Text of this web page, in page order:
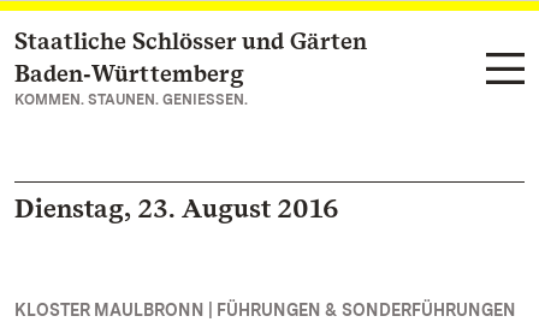
Zum Hauptinhalt springen
Staatliche Schlösser und Gärten
Baden‑Württemberg
KOMMEN. STAUNEN. GENIESSEN.
Dienstag, 23. August 2016
KLOSTER MAULBRONN | FÜHRUNGEN & SONDERFÜHRUNGEN